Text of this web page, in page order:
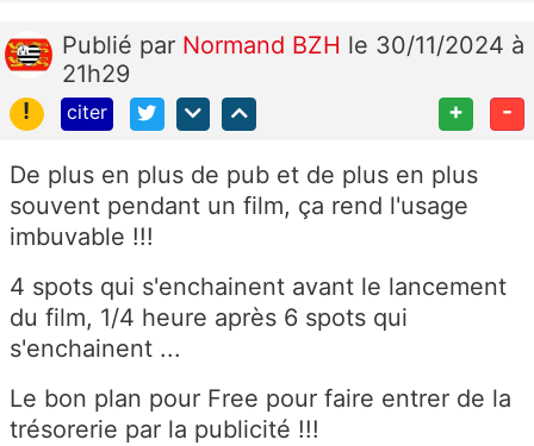
Publié par Normand BZH le 30/11/2024 à
21h29
!
citer + -
De plus en plus de pub et de plus en plus
souvent pendant un film, ça rend l'usage
imbuvable !!!
4 spots qui s'enchainent avant le lancement
du film, 1/4 heure après 6 spots qui
s'enchainent ...
Le bon plan pour Free pour faire entrer de la
trésorerie par la publicité !!!